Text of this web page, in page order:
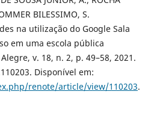
BILESSIMO, S.
na utilização do Google Sala
em uma escola pública
v. 18, n. 2, p. 49–58, 2021.
Disponível em:
renote/article/view/110203.